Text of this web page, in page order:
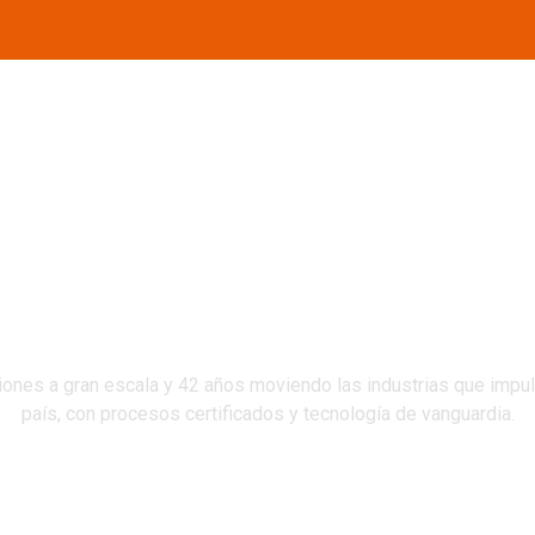
a gran escala y 42 años moviendo las industrias que
país, con procesos certificados y tecnología de vanguardia.